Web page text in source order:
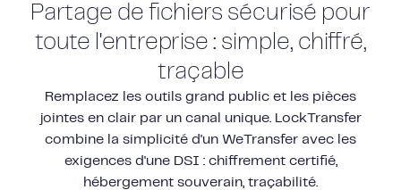
Partage de fichiers sécurisé pour
toute l'entreprise : simple, chiffré,
traçable
Remplacez les outils grand public et les pièces
jointes en clair par un canal unique. LockTransfer
combine la simplicité d'un WeTransfer avec les
exigences d'une DSI : chiffrement certifié,
hébergement souverain, traçabilité.